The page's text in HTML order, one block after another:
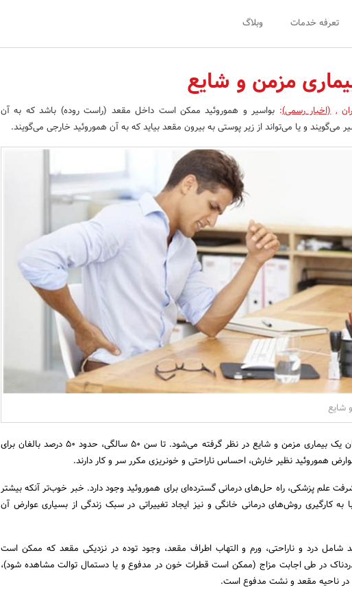
تعرفه خدمات وبلاگ
مزمن و شایع
,(اخبار رسمی): بواسیر و هموروئید ممکن است داخل مقعد (راست روده) باشد که به آن
می‌گویند و یا می‌تواند از زیر پوستی به بیرون مقعد بیاید که به آن هموروئید خارجی می‌گویند.
شایع
به عنوان یک بیماری مزمن و شایع در نظر گرفته می‌شود. تا سن 50 سالگی، حدود 50 درصد بالغان برای
هموروئید نظیر خارش، احساس ناراحتی و خونریزی مکرر سر و کار دارند.
علم پزشکی، راه حل‌های درمانی گسترده‌ای برای هموروئید وجود دارد. خبر خوب‌تر آنکه بیشتر
با به کارگیری روش‌های درمانی خانگی و نیز ایجاد تغییراتی در سبک زندگی از بسیاری عوارض آن
شامل درد و ناراحتی، ورم و التهاب اطراف مقعد، وجود توده در نزدیکی مقعد که ممکن است
در طی اجابت مزاج (ممکن است قطرات خون در مدفوع و یا دستمال توالت مشاهده شود)،
ناحیه مقعد و نشت مدفوع است.